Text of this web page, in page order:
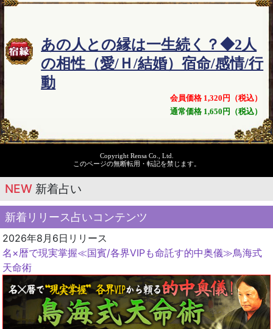
あの人との縁は一生続く？◆2人
の相性（愛/Ｈ/結婚）宿命/感情/行
動
会員価格 1,320円（税込）
通常価格 1,650円（税込）
Copyright Rensa Co., Ltd.
このページの無断転用・転記を禁じます。
NEW 新着占い
新着リリース占いコンテンツ
2026年8月6日リリース
名×暦で現実掌握≪国賓/各界VIPも命託す的中奥儀≫鳥海式
天命術